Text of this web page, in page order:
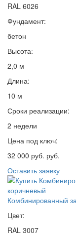
RAL 6026
Фундамент:
бетон
Высота:
2,0 м
Длина:
10 м
Сроки реализации:
2 недели
Цена под ключ:
32 000 руб. руб.
Оставить заявку
Комбинированный
Цвет:
RAL 3007